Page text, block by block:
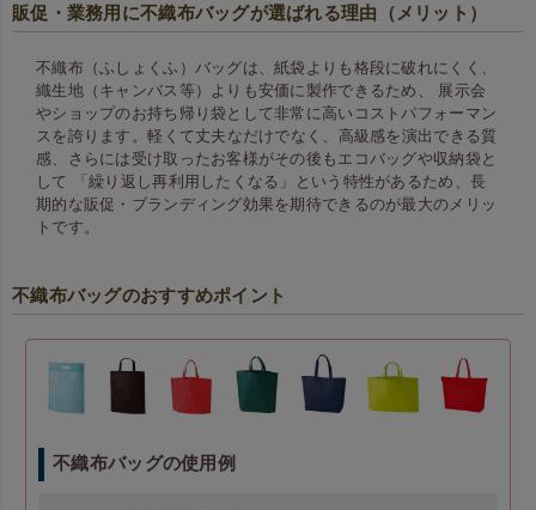
販促・業務用に不織布バッグが選ばれる理由（メリット）
不織布（ふしょくふ）バッグは、紙袋よりも格段に破れにくく、
織生地（キャンバス等）よりも安価に製作できるため、 展示会
やショップのお持ち帰り袋として非常に高いコストパフォーマン
スを誇ります。 軽くて丈夫なだけでなく、高級感を演出できる質
感、さらには受け取ったお客様がその後もエコバッグや収納袋と
して 「繰り返し再利用したくなる」という特性があるため、長
期的な販促・ブランディング効果を期待できるのが最大のメリッ
トです。
不織布バッグのおすすめポイント
不織布バッグの使用例